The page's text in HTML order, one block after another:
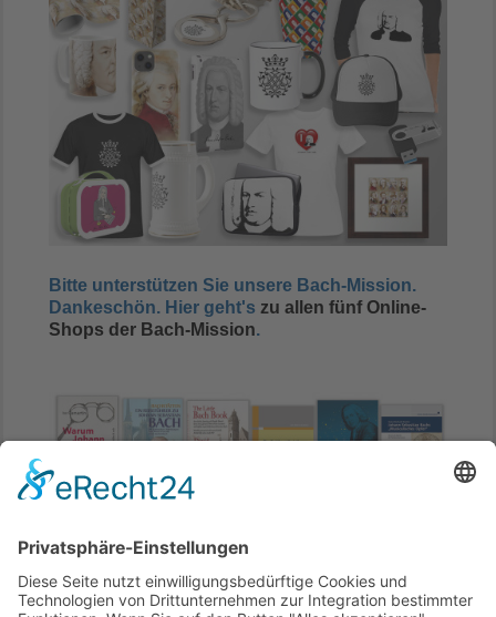
Bitte unterstützen Sie unsere Bach-Mission.
Dankeschön. Hier geht's zu allen fünf Online-
Shops der Bach-Mission.